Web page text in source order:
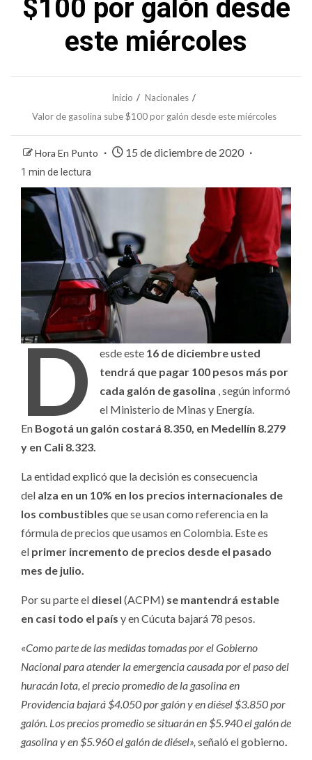
$100 por galón desde
este miércoles
Inicio
Nacionales
Valor de gasolina sube $100 por galón desde este miércoles
Hora En Punto 15 de diciembre de 2020
1 min de lectura
D esde este 16 de diciembre usted
tendrá que pagar 100 pesos más por
cada galón de gasolina , según informó
el Ministerio de Minas y Energía.
En Bogotá un galón costará 8.350, en Medellín 8.279
y en Cali 8.323.
La entidad explicó que la decisión es consecuencia
del alza en un 10% en los precios internacionales de
los combustibles que se usan como referencia en la
fórmula de precios que usamos en Colombia. Este es
el primer incremento de precios desde el pasado
mes de julio.
Por su parte el diesel (ACPM) se mantendrá estable
en casi todo el país y en Cúcuta bajará 78 pesos.
«Como parte de las medidas tomadas por el Gobierno
Nacional para atender la emergencia causada por el paso del
huracán Iota, el precio promedio de la gasolina en
Providencia bajará $4.050 por galón y en diésel $3.850 por
galón. Los precios promedio se situarán en $5.940 el galón de
gasolina y en $5.960 el galón de diésel», señaló el gobierno.